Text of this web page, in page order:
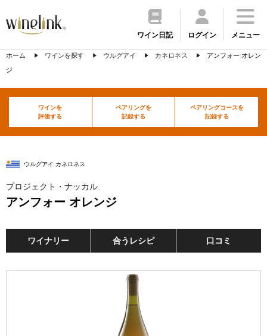
ワイン日記 ログイン メニュー
ホーム ワインを探す ウルグアイ カネロネス
アンフォー オレン
ジ
ワインを
評価する
ペアリングを
記録する
ペアリングコースを
記録する
ウルグアイ カネロネス
プロジェクト・ナッカル
アンフォー オレンジ
ワイナリー 合うレシピ 口コミ